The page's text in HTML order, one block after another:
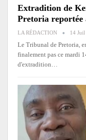
Extradition de
Pretoria reportée
LA RÉDACTION 14
Le Tribunal de Pretoria,
finalement pas ce mardi
d'extradition…